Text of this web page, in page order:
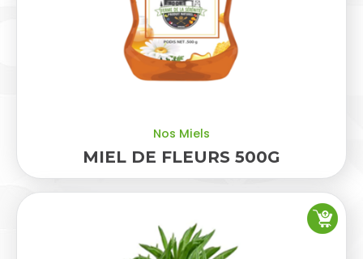
Nos Miels
MIEL DE FLEURS 500G